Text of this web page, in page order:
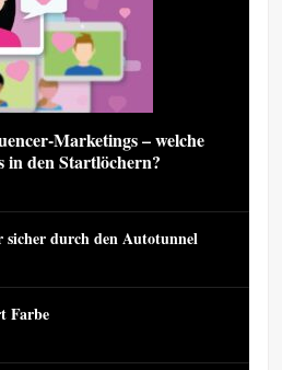
Marketings – welche
in den Startlöchern?
sicher durch den Autotunnel
Farbe